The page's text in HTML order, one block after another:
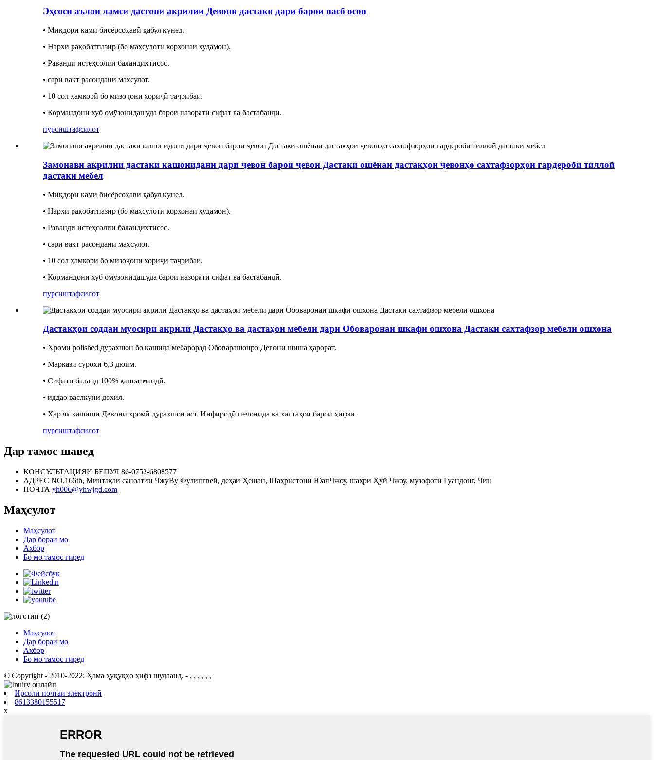
Эҳсоси аълои ламси дастони акрилии Девони дастаки дари барои насб осон
• Миқдори ками бисёрсоҳавӣ қабул кунед.
• Нархи рақобатпазир (бо маҳсулоти корхонаи худамон).
• Раванди истеҳсолии баландихтисос.
• сари вакт расондани махсулот.
• 10 сол ҳамкорӣ бо мизоҷони хориҷӣ таҷрибаи.
• Кормандони хуб омӯзонидашуда барои назорати сифат ва бастабандӣ.
пурсиштафсилот
Замонави акрилии дастаки кашонидани дари ҷевон барои ҷевон Дастаки ошёнаи дастакҳои ҷевонҳо сахтафзорҳои гардероби тиллоӣ
дастаки мебел
• Миқдори ками бисёрсоҳавӣ қабул кунед.
• Нархи рақобатпазир (бо маҳсулоти корхонаи худамон).
• Раванди истеҳсолии баландихтисос.
• сари вакт расондани махсулот.
• 10 сол ҳамкорӣ бо мизоҷони хориҷӣ таҷрибаи.
• Кормандони хуб омӯзонидашуда барои назорати сифат ва бастабандӣ.
пурсиштафсилот
Дастакҳои соддаи муосири акрилӣ Дастакҳо ва дастаҳои мебели дари Обоваронаи шкафи ошхона Дастаки сахтафзор мебели ошхона
• Хромӣ polished дурахшон бо кашида мебарорад Обоварашонро Девони шиша ҳарорат.
• Маркази сӯрохи 6,3 дюйм.
• Сифати баланд 100% қаноатмандӣ.
• иддао васлкунӣ дохил.
• Ҳар як кашиши Девони хромӣ дурахшон аст, Инфиродӣ печонида ва халтаҳои барои ҳифзи.
пурсиштафсилот
Дар тамос шавед
КОНСУЛЬТАЦИЯИ БЕПУЛ 86-0752-6808577
АДРЕС NO.166th, Минтақаи саноатии ЧжуВу Фулингвей, деҳаи Ҳешан, Шаҳристони ЮанЧжоу, шаҳри Ҳуй Чжоу, музофоти Гуандонг, Чин
ПОЧТА yh006@yhwjgd.com
Маҳсулот
Маҳсулот
Дар бораи мо
Ахбор
Бо мо тамос гиред
Маҳсулот
Дар бораи мо
Ахбор
Бо мо тамос гиред
© Copyright - 2010-2022: Ҳама ҳуқуқҳо ҳифз шудаанд. - , , , , , ,
Ирсоли почтаи электронӣ
8613380155517
x